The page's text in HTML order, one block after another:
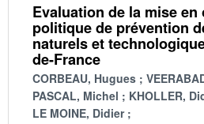
Evaluation de la mise en
politique de prévention
naturels et
de-France
CORBEAU, Hugues
PASCAL, Michel
KHOLLER,
LE MOINE, Didier